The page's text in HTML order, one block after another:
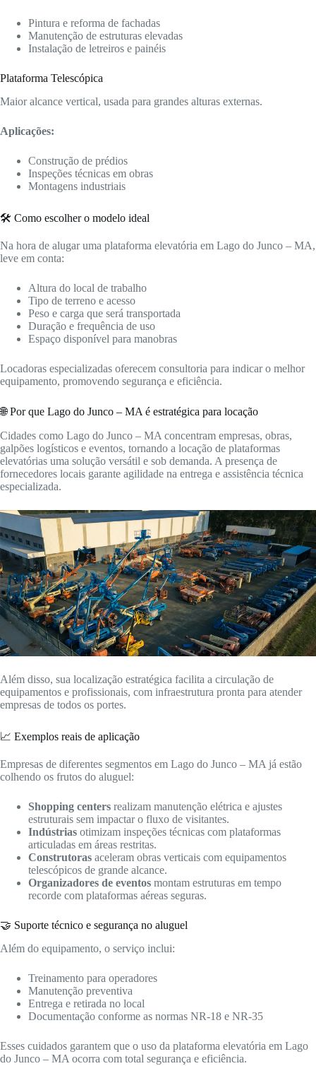
Pintura e reforma de fachadas
Manutenção de estruturas elevadas
Instalação de letreiros e painéis
Plataforma Telescópica
Maior alcance vertical, usada para grandes alturas externas.
Aplicações:
Construção de prédios
Inspeções técnicas em obras
Montagens industriais
🛠️ Como escolher o modelo ideal
Na hora de alugar uma plataforma elevatória em Lago do Junco – MA,
leve em conta:
Altura do local de trabalho
Tipo de terreno e acesso
Peso e carga que será transportada
Duração e frequência de uso
Espaço disponível para manobras
Locadoras especializadas oferecem consultoria para indicar o melhor
equipamento, promovendo segurança e eficiência.
🌐 Por que Lago do Junco – MA é estratégica para locação
Cidades como Lago do Junco – MA concentram empresas, obras,
galpões logísticos e eventos, tornando a locação de plataformas
elevatórias uma solução versátil e sob demanda. A presença de
fornecedores locais garante agilidade na entrega e assistência técnica
especializada.
Além disso, sua localização estratégica facilita a circulação de
equipamentos e profissionais, com infraestrutura pronta para atender
empresas de todos os portes.
📈 Exemplos reais de aplicação
Empresas de diferentes segmentos em Lago do Junco – MA já estão
colhendo os frutos do aluguel:
Shopping centers realizam manutenção elétrica e ajustes
estruturais sem impactar o fluxo de visitantes.
Indústrias otimizam inspeções técnicas com plataformas
articuladas em áreas restritas.
Construtoras aceleram obras verticais com equipamentos
telescópicos de grande alcance.
Organizadores de eventos montam estruturas em tempo
recorde com plataformas aéreas seguras.
🤝 Suporte técnico e segurança no aluguel
Além do equipamento, o serviço inclui:
Treinamento para operadores
Manutenção preventiva
Entrega e retirada no local
Documentação conforme as normas NR-18 e NR-35
Esses cuidados garantem que o uso da plataforma elevatória em Lago
do Junco – MA ocorra com total segurança e eficiência.